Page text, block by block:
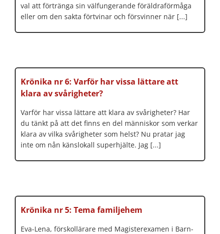
val att förtränga sin välfungerande föräldraförmåga
eller om den sakta förtvinar och försvinner när [...]
Krönika nr 6: Varför har vissa lättare att
klara av svårigheter?
Varför har vissa lättare att klara av svårigheter? Har
du tänkt på att det finns en del människor som verkar
klara av vilka svårigheter som helst? Nu pratar jag
inte om nån känslokall superhjälte. Jag [...]
Krönika nr 5: Tema familjehem
Eva-Lena, förskollärare med Magisterexamen i Barn-